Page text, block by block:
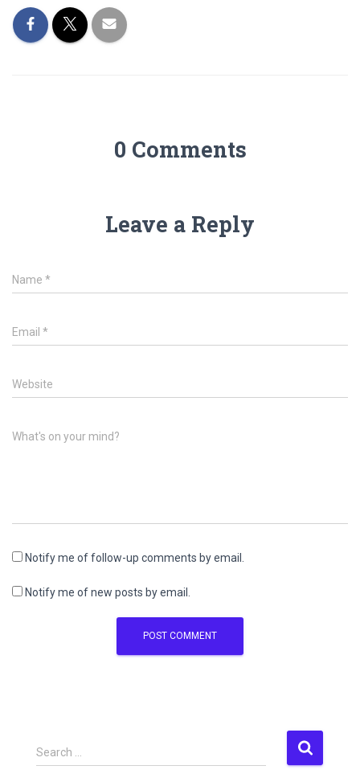
0 Comments
Leave a Reply
Name *
Email *
Website
What's on your mind?
Notify me of follow-up comments by email.
Notify me of new posts by email.
S
e
Search …